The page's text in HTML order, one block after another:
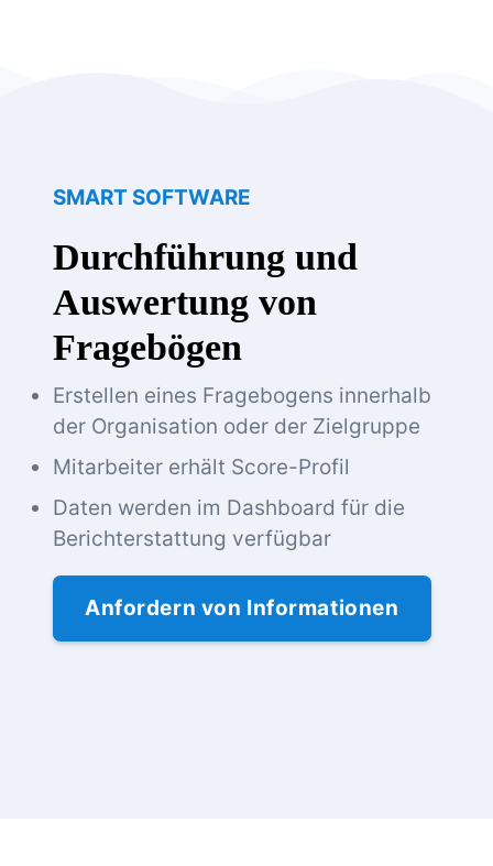
SMART SOFTWARE
Durchführung und
Auswertung von
Fragebögen
Erstellen eines Fragebogens innerhalb
der Organisation oder der Zielgruppe
Mitarbeiter erhält Score-Profil
Daten werden im Dashboard für die
Berichterstattung verfügbar
Anfordern von Informationen